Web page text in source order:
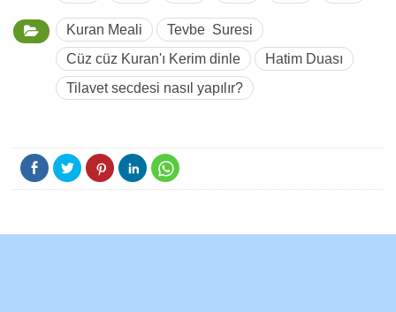
Kuran Meali
Tevbe Suresi
Cüz cüz Kuran'ı Kerim dinle
Hatim Duası
Tilavet secdesi nasıl yapılır?